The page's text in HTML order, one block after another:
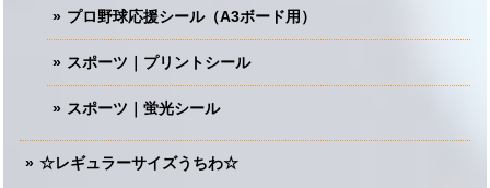
プロ野球応援シール（A3ボード用）
スポーツ｜プリントシール
スポーツ｜蛍光シール
☆レギュラーサイズうちわ☆